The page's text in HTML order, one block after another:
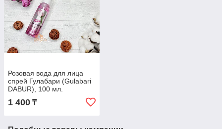
Розовая вода для лица
спрей Гулабари (Gulabari
DABUR), 100 мл.
1 400 ₸